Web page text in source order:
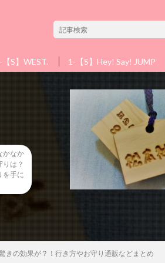
【S】WEST. 1-【S】Hey! Say! JUMP
かなか
は？
を手に
きの効果が？！行き方やお守り通販などまとめ